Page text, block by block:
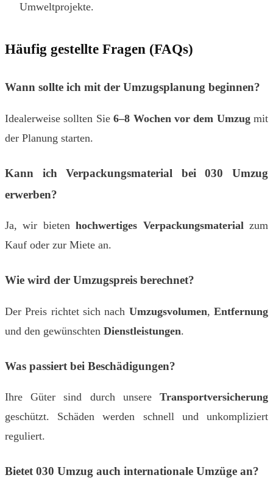
Umweltprojekte.
Häufig gestellte Fragen (FAQs)
Wann sollte ich mit der Umzugsplanung beginnen?
Idealerweise sollten Sie6–8 Wochen vor dem Umzugmit
der Planung starten.
Kann ich Verpackungsmaterial bei 030 Umzug
erwerben?
Ja, wir bietenhochwertiges Verpackungsmaterialzum
Kauf oder zur Miete an.
Wie wird der Umzugspreis berechnet?
Der Preis richtet sich nach Umzugsvolumen,Entfernung
und den gewünschten Dienstleistungen.
Was passiert bei Beschädigungen?
Ihre Güter sind durch unsere Transportversicherung
geschützt. Schäden werden schnell und unkompliziert
reguliert.
Bietet 030 Umzug auch internationale Umzüge an?